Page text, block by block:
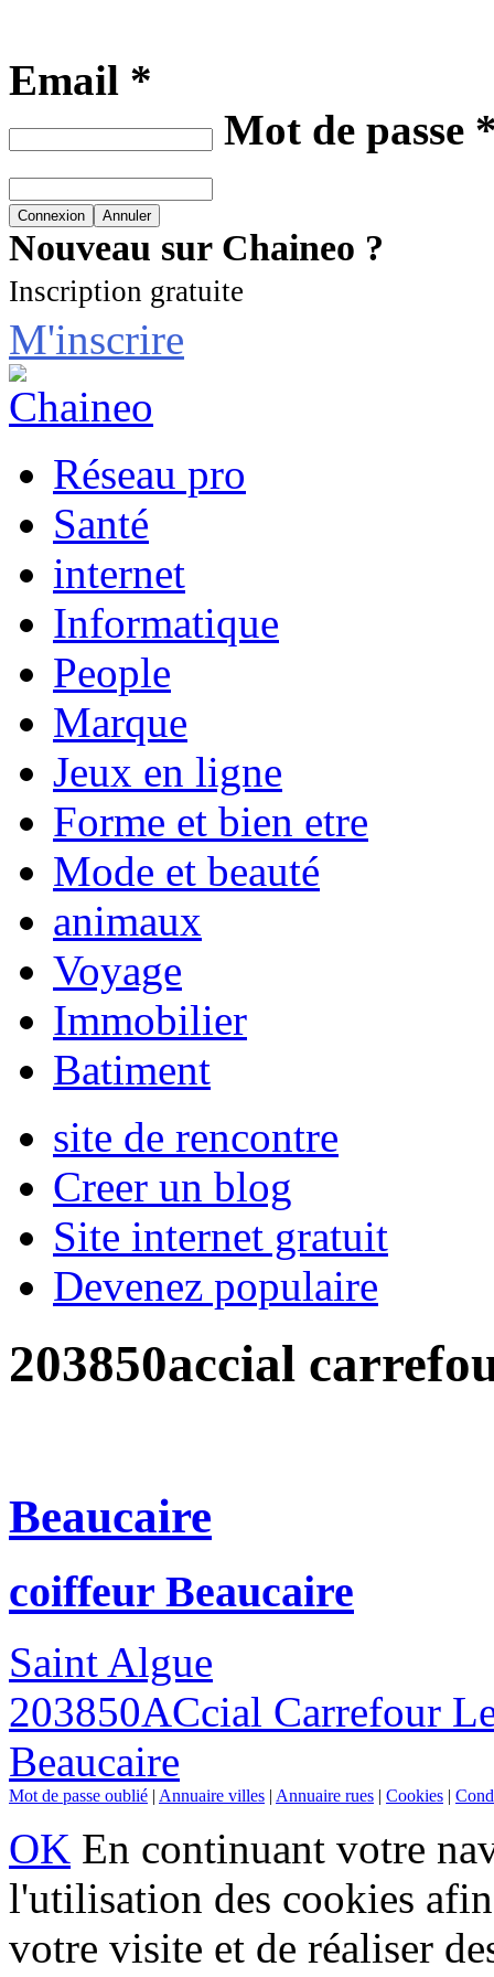
Email *
Mot de passe
Nouveau sur Chaineo ?
Inscription gratuite
M'inscrire
Réseau pro
Santé
internet
Informatique
People
Marque
Jeux en ligne
Forme et bien etre
Mode et beauté
animaux
Voyage
Immobilier
Batiment
site de rencontre
Creer un blog
Site internet gratuit
Devenez populaire
203850accial
Beaucaire
coiffeur Beaucaire
Saint Algue
203850ACcial Carrefour
Beaucaire
Mot de passe oublié | Annuaire villes | Annuaire rues | Cookies |
OK En continuant votre
l'utilisation des cookies
votre visite et de réaliser